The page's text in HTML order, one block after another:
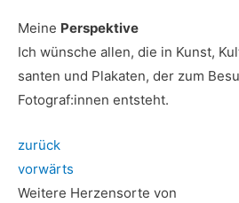
Mei­ne Perspektive
Ich wün­sche allen, die in Kunst,
san­ten und Pla­ka­ten, der zum
Fotograf:innen entsteht.
zurück
vor­wärts
Wei­te­re Her­zens­or­te von